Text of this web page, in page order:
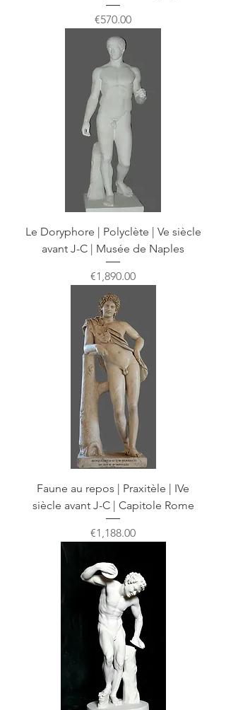
Price
€570.00
Le Doryphore | Polyclète | Ve siècle
avant J-C | Musée de Naples
Price
€1,890.00
Faune au repos | Praxitèle | IVe
siècle avant J-C | Capitole Rome
Price
€1,188.00